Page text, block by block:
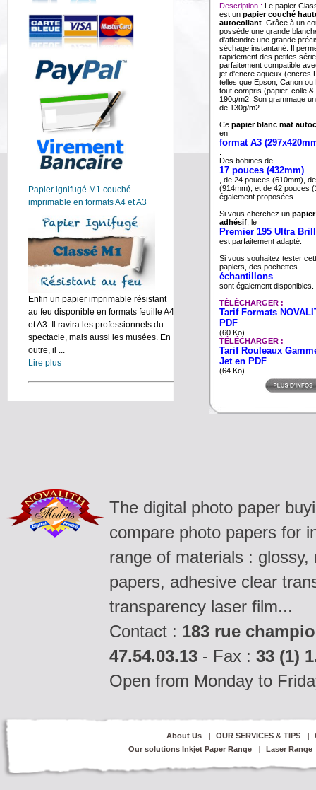
Papier ignifugé M1 couché
imprimable en formats A4 et A3
Enfin un papier imprimable résistant
au feu disponible en formats feuille A4
et A3. Il ravira les professionnels du
spectacle, mais aussi les musées. En
outre, il ...
Lire plus
Description : Le papier
est un papier couché
autocollant . Grâce à un
possède une grande
d'atteindre une grande
séchage instantané. Il
rapidement des petites
parfaitement compatible
jet d'encre aqueux (encres
telles que Epson, Canon ou
tout compris (papier, colle
190g/m2. Son grammage
de 130g/m2.
Ce papier blanc mat
en
format A3
Des bobines de
17 pouces (432mm)
, de 24 pouces (610mm),
(914mm), et de 42 pouces
également proposées.
Si vous cherchez un
adhésif , le
Premier 195 Ultra
est parfaitement adapté.
Si vous souhaitez tester
papiers, des pochettes
échantillons
sont également disponibles.
TÉLÉCHARGER :
Tarif Formats
PDF
(60 Ko)
TÉLÉCHARGER :
Tarif Rouleaux
Jet en PDF
(64 Ko)
The digital photo paper
compare photo papers for
range of materials :
papers, adhesive clear
transparency laser film...
Contact : 183 rue
47.54.03.13 - Fax : 33 (1)
Open from Monday to
About Us OUR SERVICES & TIPS
Our solutions Inkjet Paper Range
Laser Range